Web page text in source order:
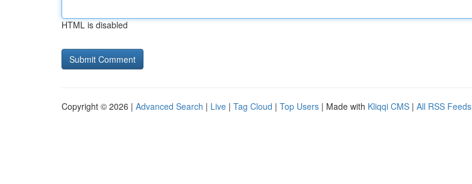
HTML is disabled
Copyright © 2026 | Advanced Search | Live | Tag Cloud | Top Users | Made with Kliqqi CMS | All RSS Feeds